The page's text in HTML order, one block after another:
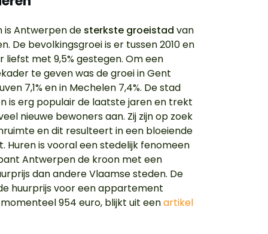
is Antwerpen de sterkste groeistad van
De bevolkingsgroei is er tussen 2010 en
liefst met 9,5% gestegen. Om een
te geven was de groei in Gent
7,1% en in Mechelen 7,4%. De stad
is erg populair de laatste jaren en trekt
nieuwe bewoners aan. Zij zijn op zoek
en dit resulteert in een bloeiende
Huren is vooral een stedelijk fenomeen
Antwerpen de kroon met een
dan andere Vlaamse steden. De
huurprijs voor een appartement
954 euro, blijkt uit eenartikel